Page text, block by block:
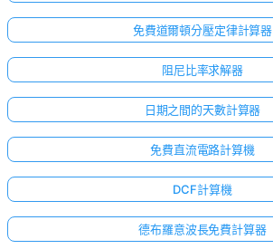
免費道爾頓分壓定律計算器
阻尼比率求解器
日期之間的天數計算器
免費直流電路計算機
DCF計算機
德布羅意波長免費計算器